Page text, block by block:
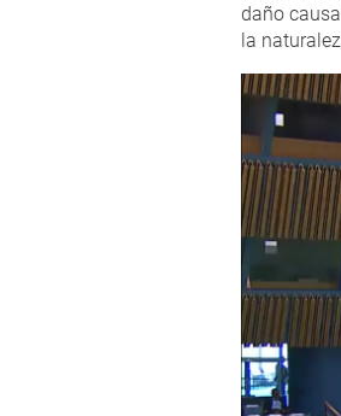
daño
la